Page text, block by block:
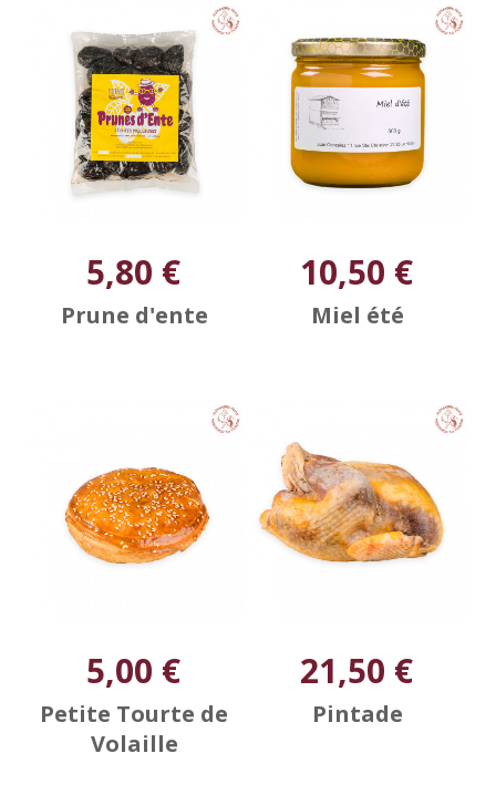
5,80 €
Prune d'ente
10,50 €
Miel été
5,00 €
Petite Tourte de
Volaille
21,50 €
Pintade